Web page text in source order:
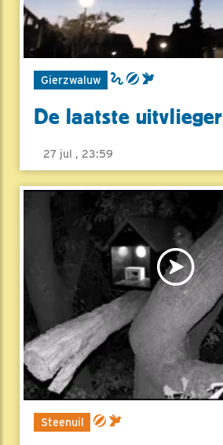
Gierzwaluw
De laatste uitvlieger
27 jul , 23:59
Steenuil